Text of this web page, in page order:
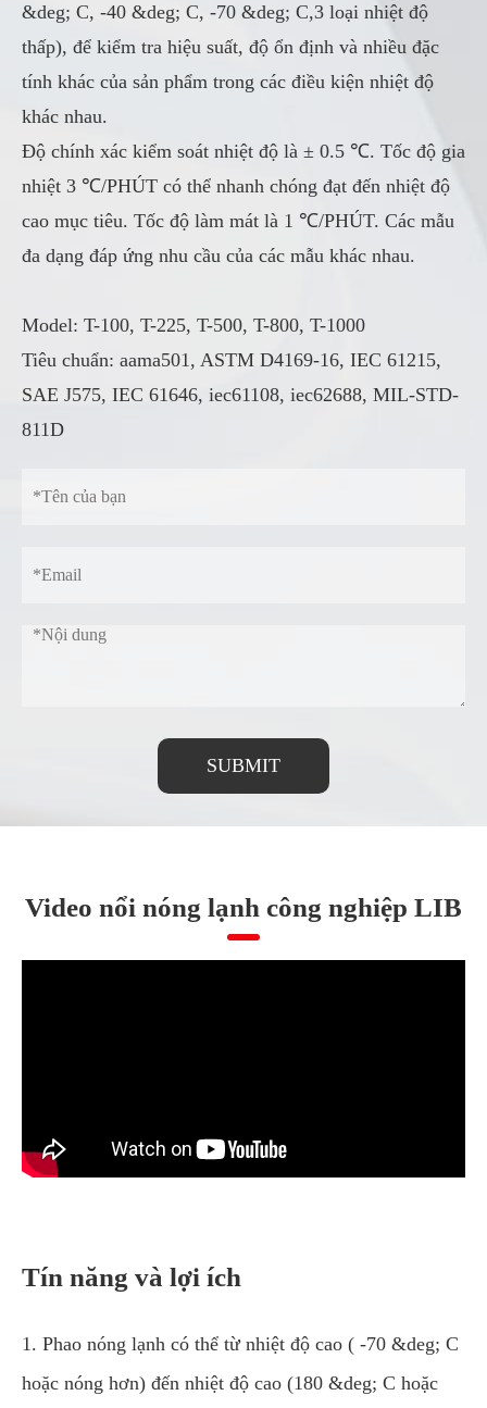
&deg; C, -40 &deg; C, -70 &deg; C,3 loại nhiệt độ
thấp), để kiểm tra hiệu suất, độ ổn định và nhiều đặc
tính khác của sản phẩm trong các điều kiện nhiệt độ
khác nhau.
Độ chính xác kiểm soát nhiệt độ là ± 0.5 ℃. Tốc độ gia
nhiệt 3 ℃/PHÚT có thể nhanh chóng đạt đến nhiệt độ
cao mục tiêu. Tốc độ làm mát là 1 ℃/PHÚT. Các mẫu
đa dạng đáp ứng nhu cầu của các mẫu khác nhau.
Model: T-100, T-225, T-500, T-800, T-1000
Tiêu chuẩn: aama501, ASTM D4169-16, IEC 61215,
SAE J575, IEC 61646, iec61108, iec62688, MIL-STD-
811D
SUBMIT
Video nổi nóng lạnh công nghiệp LIB
Tín năng và lợi ích
1. Phao nóng lạnh có thể từ nhiệt độ cao ( -70 &deg; C
hoặc nóng hơn) đến nhiệt độ cao (180 &deg; C hoặc